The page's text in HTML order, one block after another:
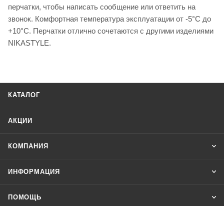
перчатки, чтобы написать сообщение или ответить на
звонок. Комфортная температура эксплуатации от -5°С до
+10°С. Перчатки отлично сочетаются с другими изделиями
NIKASTYLE.
КАТАЛОГ
АКЦИИ
КОМПАНИЯ
ИНФОРМАЦИЯ
ПОМОЩЬ